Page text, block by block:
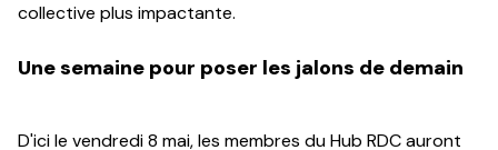
collective plus impactante.
Une semaine pour poser les jalons de demain
D'ici le vendredi 8 mai, les membres du Hub RDC auront